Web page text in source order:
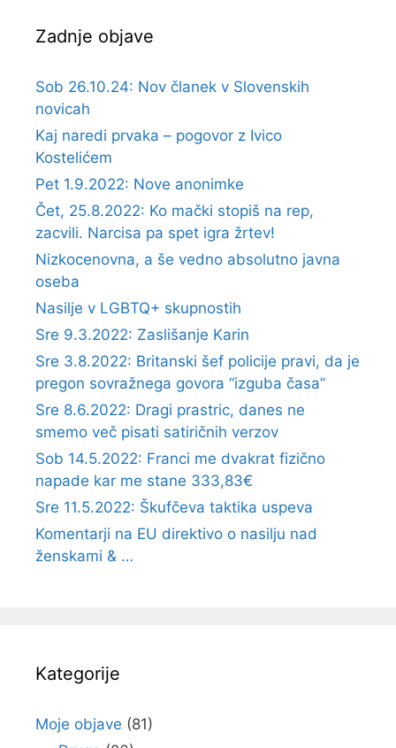
Zadnje objave
Sob 26.10.24: Nov članek v Slovenskih
novicah
Kaj naredi prvaka – pogovor z Ivico
Kostelićem
Pet 1.9.2022: Nove anonimke
Čet, 25.8.2022: Ko mački stopiš na rep,
zacvili. Narcisa pa spet igra žrtev!
Nizkocenovna, a še vedno absolutno javna
oseba
Nasilje v LGBTQ+ skupnostih
Sre 9.3.2022: Zaslišanje Karin
Sre 3.8.2022: Britanski šef policije pravi, da je
pregon sovražnega govora “izguba časa”
Sre 8.6.2022: Dragi prastric, danes ne
smemo več pisati satiričnih verzov
Sob 14.5.2022: Franci me dvakrat fizično
napade kar me stane 333,83€
Sre 11.5.2022: Škufčeva taktika uspeva
Komentarji na EU direktivo o nasilju nad
ženskami & …
Kategorije
Moje objave (81)